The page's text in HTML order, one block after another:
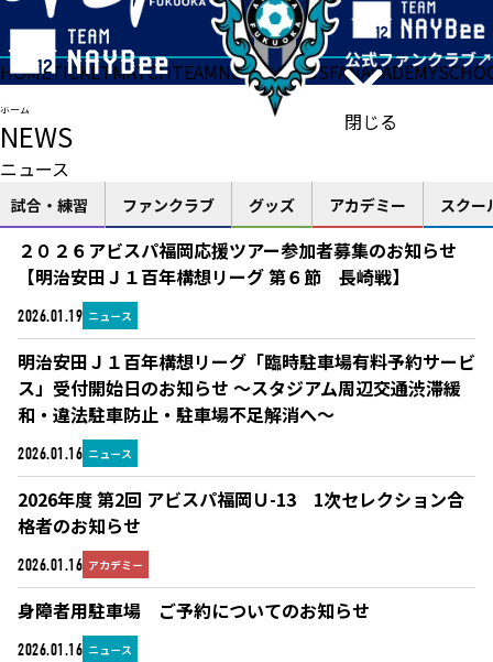
閉じる
HOMETICKETMATCHTEAMNEWSGOODSFANACADEMY
ホーム
NEWS
ニュース
試合・練習 ファンクラブ グッズ アカデミー スクー
2026.01.19 ニュース
２０２６アビスパ福岡応援ツアー参加者募集のお知らせ
【明治安田Ｊ１百年構想リーグ 第６節 長崎戦】
2026.01.16 ニュース
明治安田Ｊ１百年構想リーグ「臨時駐車場有料予約サービ
ス」受付開始日のお知らせ ～スタジアム周辺交通渋滞緩
和・違法駐車防止・駐車場不足解消へ～
2026.01.16 アカデミー
2026年度 第2回 アビスパ福岡Ｕ-13 1次セレクション合
格者のお知らせ
2026.01.16 ニュース
身障者用駐車場 ご予約についてのお知らせ